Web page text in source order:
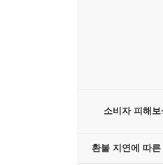
소비자 피해보
환불 지연에 따른